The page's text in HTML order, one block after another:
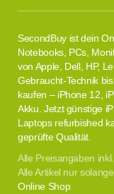
SecondBuy ist dein
Notebooks, PCs,
von Apple, Dell, HP,
Gebraucht-Technik
kaufen – iPhone 12,
Akku. Jetzt günstige
Laptops refurbished
geprüfte Qualität.
Alle Preisangaben
Alle Artikel nur
Online Shop